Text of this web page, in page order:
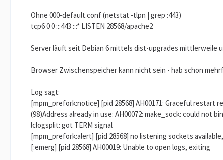
Ohne 000-default.conf (netstat -tlpn | grep :443)
tcp6 0 0 :::443 :::* LISTEN 28568/apache2
Server läuft seit Debian 6 mittels dist-upgrades mittlerweile
Browser Zwischenspeicher kann nicht sein - hab schon
Log sagt:
[mpm_prefork:notice] [pid 28568] AH00171: Graceful restart
(98)Address already in use: AH00072: make_sock: could not
lclogsplit: got TERM signal
[mpm_prefork:alert] [pid 28568] no listening sockets
[:emerg] [pid 28568] AH00019: Unable to open logs, exiting